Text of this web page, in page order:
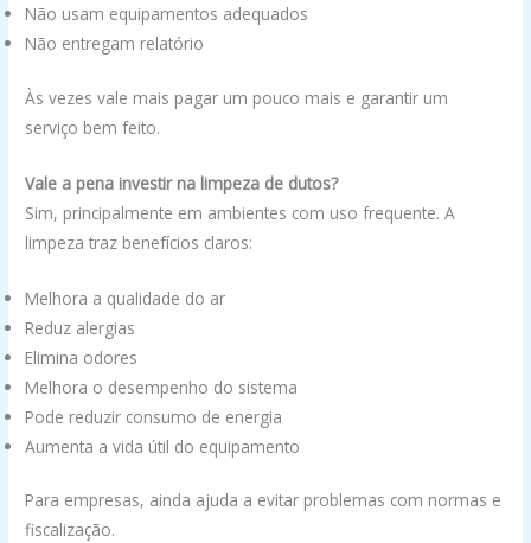
Não usam equipamentos adequados
Não entregam relatório
Às vezes vale mais pagar um pouco mais e garantir um
serviço bem feito.
Vale a pena investir na limpeza de dutos?
Sim, principalmente em ambientes com uso frequente. A
limpeza traz benefícios claros:
Melhora a qualidade do ar
Reduz alergias
Elimina odores
Melhora o desempenho do sistema
Pode reduzir consumo de energia
Aumenta a vida útil do equipamento
Para empresas, ainda ajuda a evitar problemas com normas e
fiscalização.